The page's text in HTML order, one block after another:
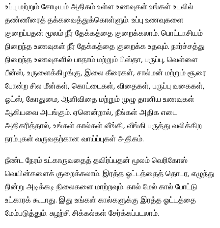
உப்பு மற்றும் சோடியம் அதிகம் உள்ள உணவுகள் உங்கள் உடலில்
தண்ணீரைத் தக்கவைத்துக்கொள்ளும். உப்பு உணவுகளை
குறைப்பதன் மூலம் நீர் தேக்கத்தை குறைக்கலாம். பொட்டாசியம்
நிறைந்த உணவுகள் நீர் தேக்கத்தை குறைக்க உதவும். நார்ச்சத்து
நிறைந்த உணவுகளில் பாதாம் மற்றும் பிஸ்தா, பருப்பு, வெள்ளை
பீன்ஸ், உருளைக்கிழங்கு, இலை கீரைகள், சால்மன் மற்றும் சூரை
போன்ற சில மீன்கள், கொட்டைகள், விதைகள், பருப்பு வகைகள்,
ஓட்ஸ், கோதுமை, ஆளிவிதை மற்றும் முழு தானிய உணவுகள்
ஆகியவை அடங்கும். ஏனென்றால், நீங்கள் அதிக எடை
அதிகரித்தால், உங்கள் கால்கள் வீங்கி, வீங்கி பருத்து வலிக்கிற
நரம்புகள் வருவதற்கான வாய்ப்புகள் அதிகம்.
நீண்ட நேரம் உட்காருவதைத் தவிர்ப்பதன் மூலம் வெரிகோஸ்
வெயின்களைக் குறைக்கலாம். இரத்த ஓட்டத்தைத் தொடர, எழுந்து
நின்று அடிக்கடி நிலைகளை மாற்றவும். கால் மேல் கால் போட்டு
உட்காரக் கூடாது. இது உங்கள் கால்களுக்கு இரத்த ஓட்டத்தை
மேம்படுத்தும். சுழற்சி சிக்கல்கள் சேர்க்கப்படலாம்.